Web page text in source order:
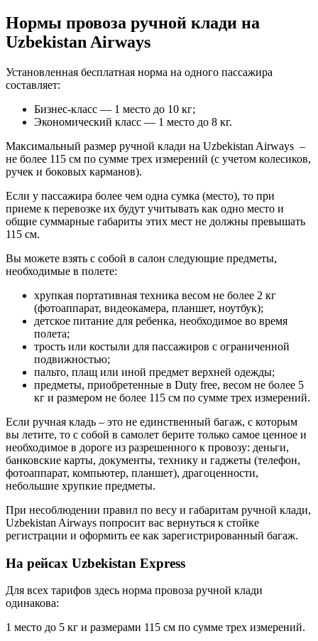
Нормы провоза ручной клади на
Uzbekistan Airways
Установленная бесплатная норма на одного пассажира
составляет:
Бизнес-класс — 1 место до 10 кг;
Экономический класс — 1 место до 8 кг.
Максимальный размер ручной клади на Uzbekistan Airways –
не более 115 см по сумме трех измерений (с учетом колесиков,
ручек и боковых карманов).
Если у пассажира более чем одна сумка (место), то при
приеме к перевозке их будут учитывать как одно место и
общие суммарные габариты этих мест не должны превышать
115 см.
Вы можете взять с собой в салон следующие предметы,
необходимые в полете:
хрупкая портативная техника весом не более 2 кг
(фотоаппарат, видеокамера, планшет, ноутбук);
детское питание для ребенка, необходимое во время
полета;
трость или костыли для пассажиров с ограниченной
подвижностью;
пальто, плащ или иной предмет верхней одежды;
предметы, приобретенные в Duty free, весом не более 5
кг и размером не более 115 см по сумме трех измерений.
Если ручная кладь – это не единственный багаж, с которым
вы летите, то с собой в самолет берите только самое ценное и
необходимое в дороге из разрешенного к провозу: деньги,
банковские карты, документы, технику и гаджеты (телефон,
фотоаппарат, компьютер, планшет), драгоценности,
небольшие хрупкие предметы.
При несоблюдении правил по весу и габаритам ручной клади,
Uzbekistan Airways попросит вас вернуться к стойке
регистрации и оформить ее как зарегистрированный багаж.
На рейсах Uzbekistan Express
Для всех тарифов здесь норма провоза ручной клади
одинакова:
1 место до 5 кг и размерами 115 см по сумме трех измерений.